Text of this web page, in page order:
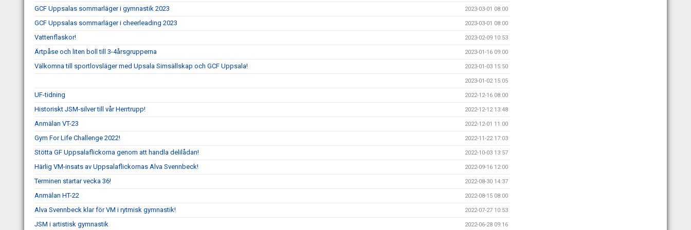
GCF Uppsalas sommarläger i gymnastik 2023 2023-03-01 08:00
GCF Uppsalas sommarläger i cheerleading 2023 2023-03-01 08:00
Vattenflaskor! 2023-02-09 10:53
Ärtpåse och liten boll till 3-4årsgrupperna 2023-01-16 09:00
Välkomna till sportlovsläger med Upsala Simsällskap och GCF Uppsala! 2023-01-03 15:50
2023-01-02 15:05
UF-tidning 2022-12-16 08:00
Historiskt JSM-silver till vår Herrtrupp! 2022-12-12 13:48
Anmälan VT-23 2022-12-01 11:00
Gym For Life Challenge 2022! 2022-11-22 17:03
Stötta GF Uppsalaflickorna genom att handla delilådan! 2022-10-03 13:57
Härlig VM-insats av Uppsalaflickornas Alva Svennbeck! 2022-09-16 12:00
Terminen startar vecka 36! 2022-08-30 14:37
Anmälan HT-22 2022-08-15 08:00
Alva Svennbeck klar för VM i rytmisk gymnastik! 2022-07-27 10:53
JSM i artistisk gymnastik 2022-06-28 09:16